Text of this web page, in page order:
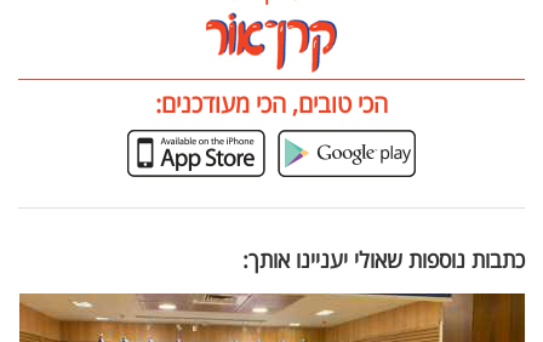
הכי טובים, הכי מעודכנים:
כתבות נוספות שאולי יעניינו אותך: